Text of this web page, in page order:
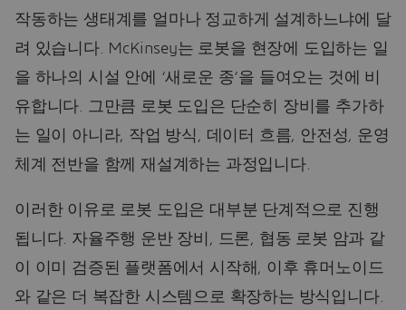
작동하는 생태계를 얼마나 정교하게 설계하느냐에 달
려 있습니다. McKinsey는 로봇을 현장에 도입하는 일
을 하나의 시설 안에 ‘새로운 종’을 들여오는 것에 비
유합니다. 그만큼 로봇 도입은 단순히 장비를 추가하
는 일이 아니라, 작업 방식, 데이터 흐름, 안전성, 운영
체계 전반을 함께 재설계하는 과정입니다.
이러한 이유로 로봇 도입은 대부분 단계적으로 진행
됩니다. 자율주행 운반 장비, 드론, 협동 로봇 암과 같
이 이미 검증된 플랫폼에서 시작해, 이후 휴머노이드
와 같은 더 복잡한 시스템으로 확장하는 방식입니다.